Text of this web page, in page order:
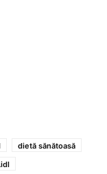
dietă sănătoasă